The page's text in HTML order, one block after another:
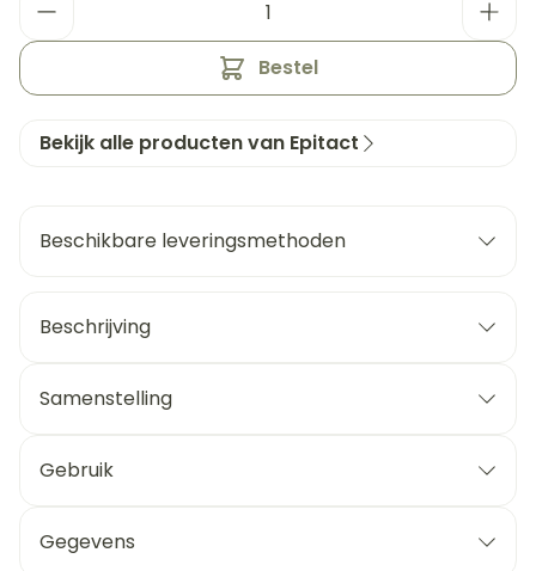
Bestel
Bekijk alle producten van Epitact
Beschikbare leveringsmethoden
Beschrijving
Samenstelling
Gebruik
Gegevens